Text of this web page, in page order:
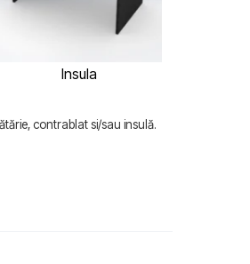
Insula
contrablat si/sau insulă.